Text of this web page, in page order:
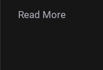
Read More